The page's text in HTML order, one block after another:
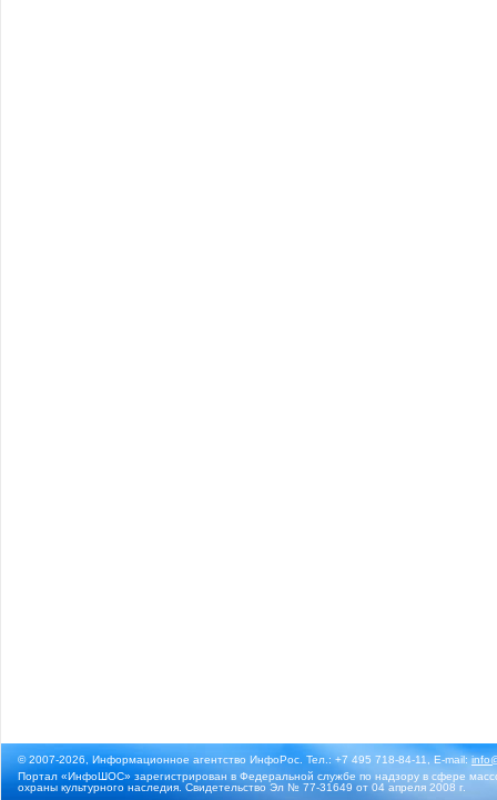
© 2007-2026, Информационное агентство ИнфоРос. Тел.: +7 495 718-84-11, E-mail:
Портал «ИнфоШОС» зарегистрирован в Федеральной службе по надзору в сфере
охраны культурного наследия. Свидетельство Эл № 77-31649 от 04 апреля 2008 г.